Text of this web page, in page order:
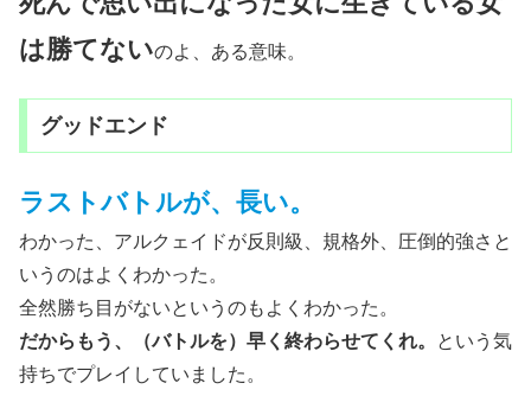
は勝てないのよ、ある意味。
グッドエンド
ラストバトルが、長い。
わかった、アルクェイドが反則級、規格外、圧倒的強さと
いうのはよくわかった。
全然勝ち目がないというのもよくわかった。
だからもう、（バトルを）早く終わらせてくれ。
という気
持ちでプレイしていました。